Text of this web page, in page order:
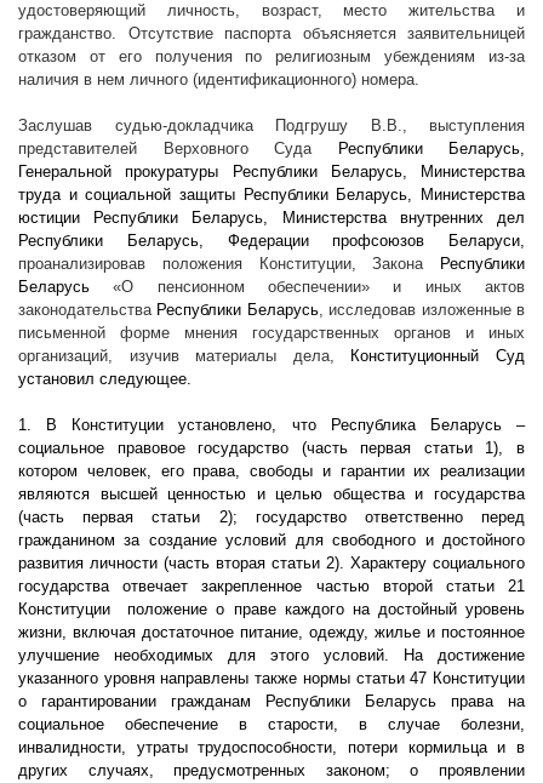
удостоверяющий личность, возраст, место жительства и
гражданство. Отсутствие паспорта объясняется заявительницей
отказом от его получения по религиозным убеждениям из-за
наличия в нем личного (идентификационного) номера.
Заслушав судью-докладчика Подгрушу В.В., выступления
представителей Верховного Суда
Республики Беларусь,
Генеральной прокуратуры Республики Беларусь, Министерства
труда и социальной защиты Республики Беларусь, Министерства
юстиции Республики Беларусь, Министерства внутренних дел
Республики Беларусь, Федерации профсоюзов Беларуси,
проанализировав положения Конституции, Закона
Республики
Беларусь«О пенсионном обеспечении» и иных актов
законодательства Республики Беларусь, исследовав изложенные в
письменной форме мнения государственных органов и иных
организаций, изучив материалы дела,
Конституционный Суд
установил следующее.
1. В Конституции установлено, что Республика Беларусь –
социальное правовое государство (часть первая статьи 1), в
котором человек, его права, свободы и гарантии их реализации
являются высшей ценностью и целью общества и государства
(часть первая статьи 2); государство ответственно перед
гражданином за создание условий для свободного и достойного
развития личности (часть вторая статьи 2). Характеру социального
государства отвечает закрепленное частью второй статьи 21
Конституции
положение о праве каждого на достойный уровень
жизни, включая достаточное питание, одежду, жилье и постоянное
улучшение необходимых для этого условий. На достижение
указанного уровня направлены также нормы статьи 47 Конституции
о гарантировании гражданам Республики Беларусь права на
социальное обеспечение в старости, в случае болезни,
инвалидности, утраты трудоспособности, потери кормильца и в
других случаях, предусмотренных законом; о проявлении